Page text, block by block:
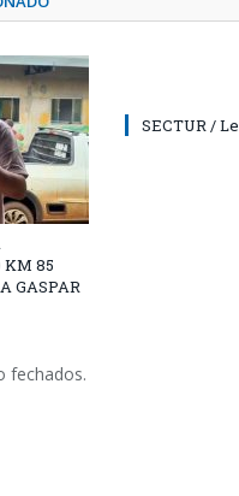
KM 85
GASPAR
SECTUR /
fechados.